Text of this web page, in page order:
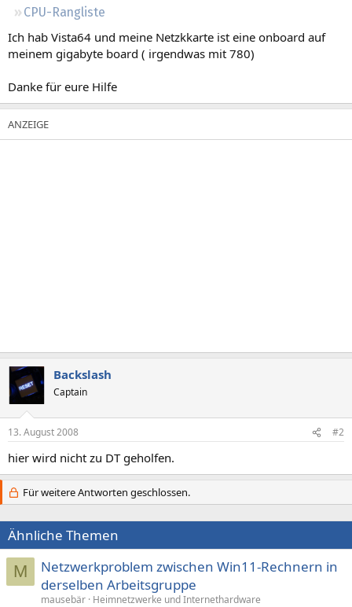
CPU-Rangliste
Ich hab Vista64 und meine Netzkkarte ist eine onboard auf
meinem gigabyte board ( irgendwas mit 780)
Danke für eure Hilfe
Backslash
Captain
13. August 2008 #2
hier wird nicht zu DT geholfen.
Für weitere Antworten geschlossen.
Ähnliche Themen
M
Netzwerkproblem zwischen Win11-Rechnern in
derselben Arbeitsgruppe
mausebär Heimnetzwerke und Internethardware